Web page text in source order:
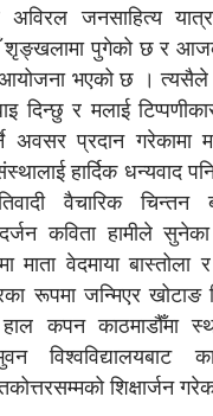
जनसाहित्य
पुगेको छ र
आयोजना भएको छ ।
दिन्छु र मलाई
अवसर प्रदान
हार्दिक धन्यवाद
वैचारिक चिन्तन
कविता हामीले
माता वेदमाया बास्तोला
रूपमा जन्मिएर
कपन काठमाडौँमा
शिक्षार्जन